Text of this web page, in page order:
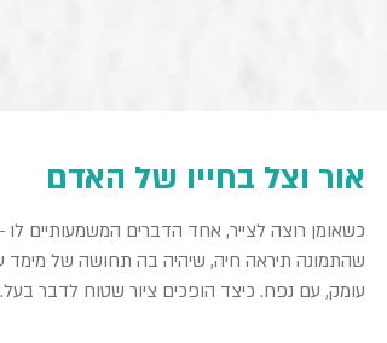
אור וצל בחייו של האדם
כשאומן רוצה לצייר, אחד הדברים המשמעותיים לו